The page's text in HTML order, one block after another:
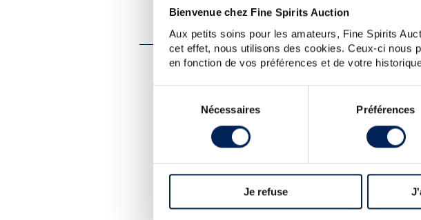
Bienvenue chez Fine Spirits Auction
Aux petits soins pour les amateurs, Fine Spirits
cet effet, nous utilisons des cookies. Ceux-ci nous
en fonction de vos préférences et de votre
consentement
Nécessaires Préférences
Je refuse
GLENFIDDICH 25 YEARS 1987 OF.
sherry et embouteillé dans la gamme Rare
Rare Collection est lancée par la distillerie au début
avec des sorties annuelles de Glenfiddich 40
recherché Glenfiddich 1937. Édition limitée à 286
LA DISTILLERIE GLENFIDDICH
Ecosse, Speyside. Distillerie en production.
& Sons Ltd.